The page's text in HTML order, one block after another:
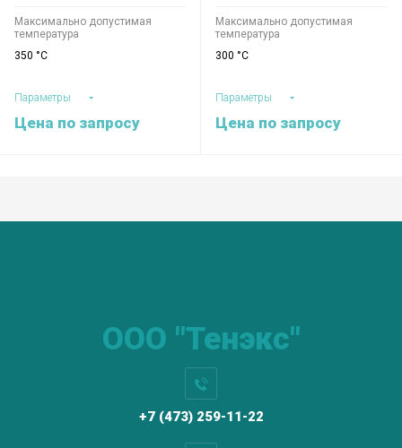
Максимально допустимая
температура
350 °C
Параметры
Цена по запросу
Максимально допустимая
температура
300 °C
Параметры
Цена по запросу
ООО "Тенэкс"
+7 (473) 259-11-22